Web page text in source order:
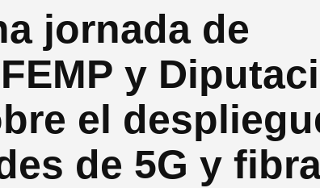
jornada de
y
el
de 5G y